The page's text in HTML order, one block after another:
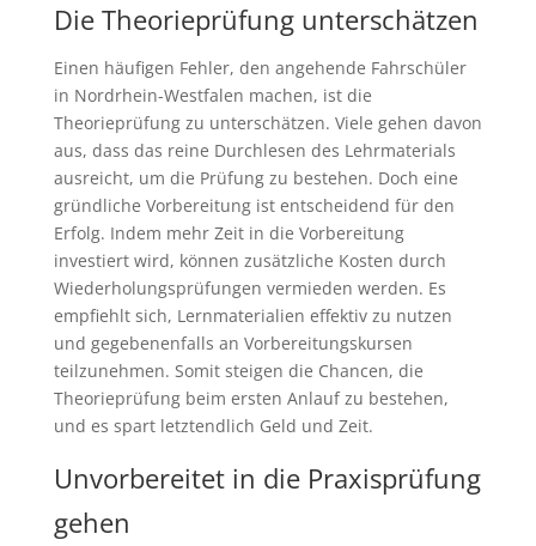
Die Theorieprüfung unterschätzen
Einen häufigen Fehler, den angehende Fahrschüler
in Nordrhein-Westfalen machen, ist die
Theorieprüfung zu unterschätzen. Viele gehen davon
aus, dass das reine Durchlesen des Lehrmaterials
ausreicht, um die Prüfung zu bestehen. Doch eine
gründliche Vorbereitung ist entscheidend für den
Erfolg. Indem mehr Zeit in die Vorbereitung
investiert wird, können zusätzliche Kosten durch
Wiederholungsprüfungen vermieden werden. Es
empfiehlt sich, Lernmaterialien effektiv zu nutzen
und gegebenenfalls an Vorbereitungskursen
teilzunehmen. Somit steigen die Chancen, die
Theorieprüfung beim ersten Anlauf zu bestehen,
und es spart letztendlich Geld und Zeit.
Unvorbereitet in die Praxisprüfung
gehen